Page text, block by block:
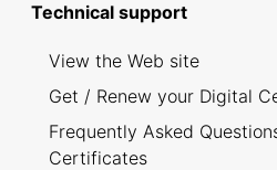
Technical support
View the Web site
Get / Renew your Digital
Frequently Asked
Certificates